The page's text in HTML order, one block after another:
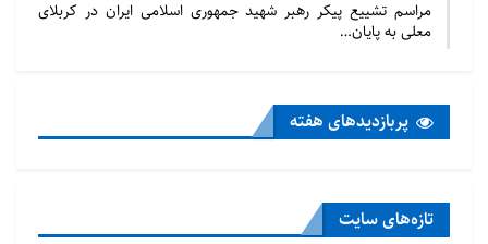
مراسم تشییع پیکر رهبر شهید جمهوری اسلامی ایران در کربلای
معلی به پایان…
پربازدید‌های هفته
تازه‌‌های سایت